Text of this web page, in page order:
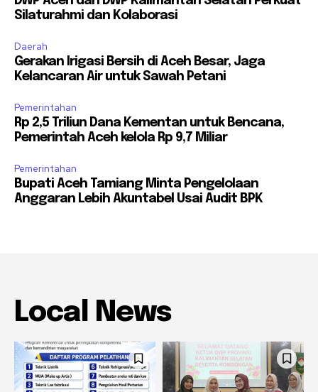
Silaturahmi dan Kolaborasi
Daerah
Gerakan Irigasi Bersih di Aceh Besar, Jaga
Kelancaran Air untuk Sawah Petani
Pemerintahan
Rp 2,5 Triliun Dana Kementan untuk Bencana,
Pemerintah Aceh kelola Rp 9,7 Miliar
Pemerintahan
Bupati Aceh Tamiang Minta Pengelolaan
Anggaran Lebih Akuntabel Usai Audit BPK
Local News